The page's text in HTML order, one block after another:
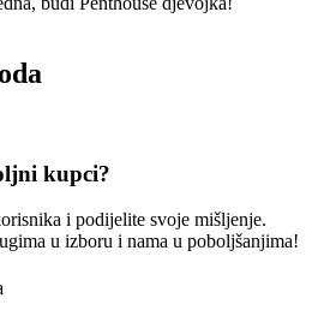
kupci?
i podijelite svoje mišljenje.
u izboru i nama u poboljšanjima!